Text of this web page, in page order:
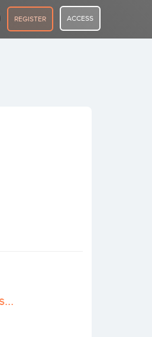
REGISTER ACCESS
https://www.andaluciaemprende.es/CADE/cade-baza/